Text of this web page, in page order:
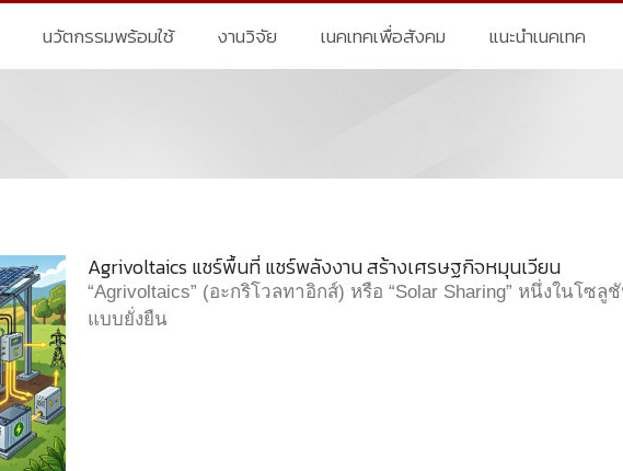
นวัตกรรมพร้อมใช้ งานวิจัย เนคเทคเพื่อสังคม แนะนำเนคเทค
Agrivoltaics แชร์พื้นที่ แชร์พลังงาน สร้างเศรษฐกิจหมุนเวียน
“Agrivoltaics” (อะกริโวลทาอิกส์) หรือ “Solar Sharing” หนึ่งในโซลู
แบบยั่งยืน